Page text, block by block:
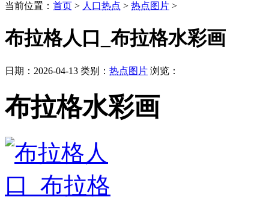
当前位置： 首页 > 人口热点 > 热点图片 >
布拉格人口_布拉格水彩画
日期：2026-04-13 类别： 热点图片 浏览：
布拉格水彩画